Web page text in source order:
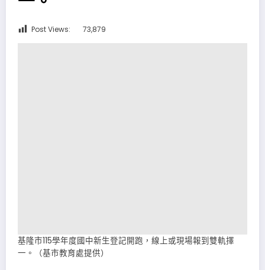
Post Views: 73,879
基隆市115學年度國中新生登記開跑，線上或現場報到雙軌擇
一。（基市教育處提供）